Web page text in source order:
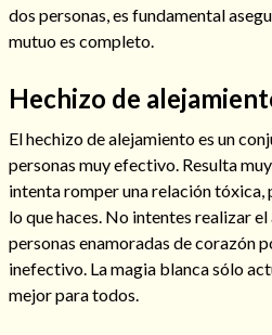
Hechizo de alejamiento
dos personas, es fundamental
mutuo es completo.
Hechizo de
El hechizo de alejamiento es un
personas muy efectivo. Resulta
intenta romper una relación tóxica,
lo que haces. No intentes realizar
personas enamoradas de corazón
inefectivo. La magia blanca sólo
mejor para todos.